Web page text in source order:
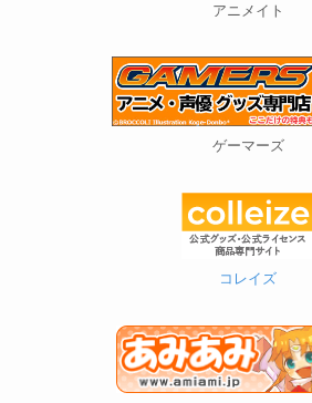
アニメイト
ゲーマーズ
コレイズ